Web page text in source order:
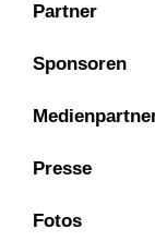
Partner
Sponsoren
Presse
Fotos